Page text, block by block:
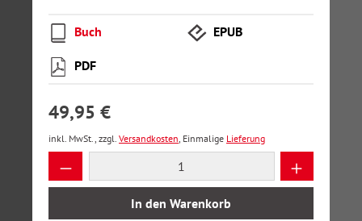
Buch EPUB
PDF
49,95 €
inkl. MwSt., zzgl. Versandkosten, Einmalige Lieferung
Produkt Anzahl: Gib den gewünschten
In den Warenkorb